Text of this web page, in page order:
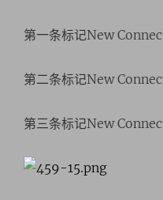
第一条标记New
第二条标记New
第三条标记New